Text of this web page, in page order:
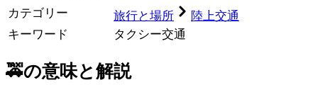
カテゴリー 旅行と場所
陸上交通
キーワード
タクシー交通
🚕の意味と解説